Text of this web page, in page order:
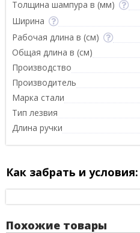
Толщина шампура в (мм)
Ширина
Рабочая длина в (см)
Общая длина в (см)
Производство
Производитель
Марка стали
Тип лезвия
Длина ручки
Как забрать и условия:
Похожие товары